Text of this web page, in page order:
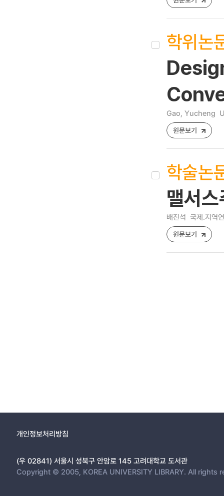
학위논
Gao, Yucheng
원문보기
학술논
맬서
배진석 국제.지역
원문보기
개인정보처리방침
(우 02841) 서울시 성북구 안암로 145 고려대학교 도서관
Copyright © 2005, KOREA UNIVERSITY LIBRARY. All rights